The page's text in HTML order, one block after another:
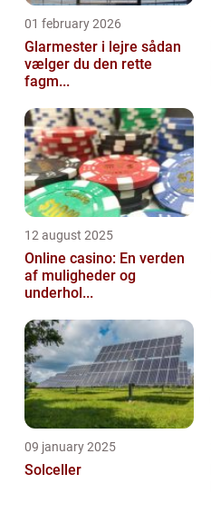
01 february 2026
Glarmester i lejre sådan
vælger du den rette
fagm...
12 august 2025
Online casino: En verden
af muligheder og
underhol...
09 january 2025
Solceller